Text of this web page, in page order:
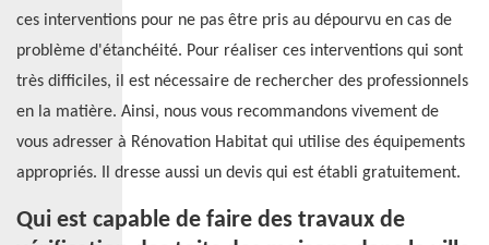
ces interventions pour ne pas être pris au dépourvu en cas de
problème d'étanchéité. Pour réaliser ces interventions qui sont
très difficiles, il est nécessaire de rechercher des professionnels
en la matière. Ainsi, nous vous recommandons vivement de
vous adresser à Rénovation Habitat qui utilise des équipements
appropriés. Il dresse aussi un devis qui est établi gratuitement.
Qui est capable de faire des travaux de